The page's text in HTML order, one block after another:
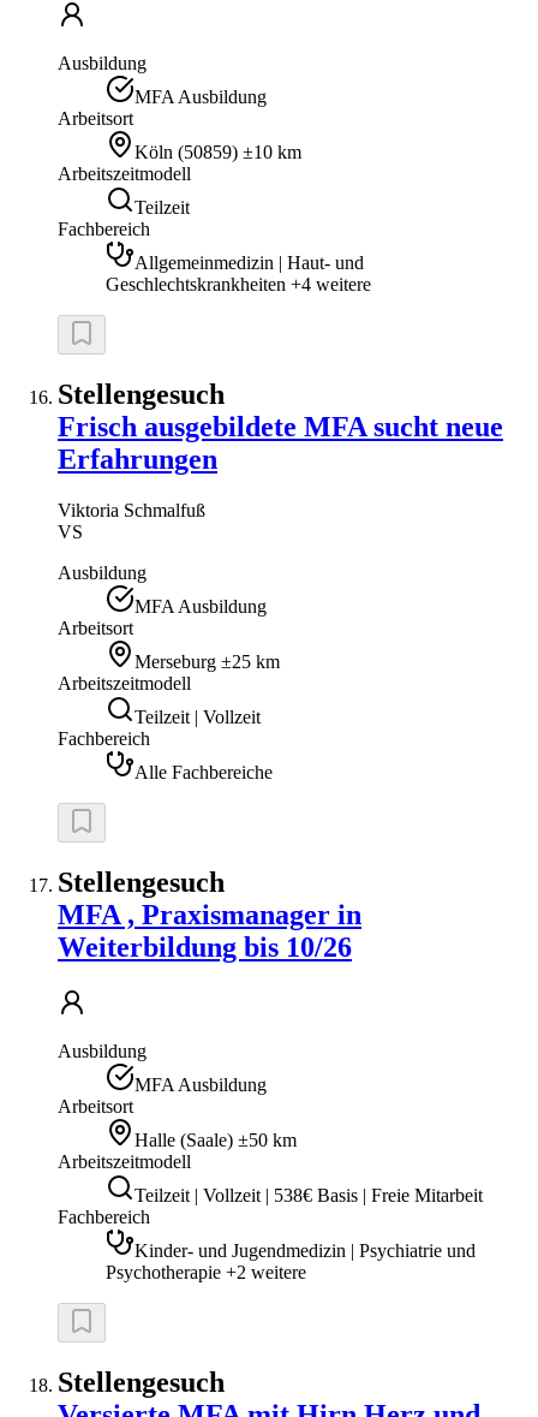
Ausbildung
MFA Ausbildung
Arbeitsort
Köln (50859) ±10 km
Arbeitszeitmodell
Teilzeit
Fachbereich
Allgemeinmedizin | Haut- und
Geschlechtskrankheiten +4 weitere
Stellengesuch
Frisch ausgebildete MFA sucht neue
Erfahrungen
Viktoria Schmalfuß
VS
Ausbildung
MFA Ausbildung
Arbeitsort
Merseburg ±25 km
Arbeitszeitmodell
Teilzeit | Vollzeit
Fachbereich
Alle Fachbereiche
Stellengesuch
MFA , Praxismanager in
Weiterbildung bis 10/26
Ausbildung
MFA Ausbildung
Arbeitsort
Halle (Saale) ±50 km
Arbeitszeitmodell
Teilzeit | Vollzeit | 538€ Basis | Freie Mitarbeit
Fachbereich
Kinder- und Jugendmedizin | Psychiatrie und
Psychotherapie +2 weitere
Stellengesuch